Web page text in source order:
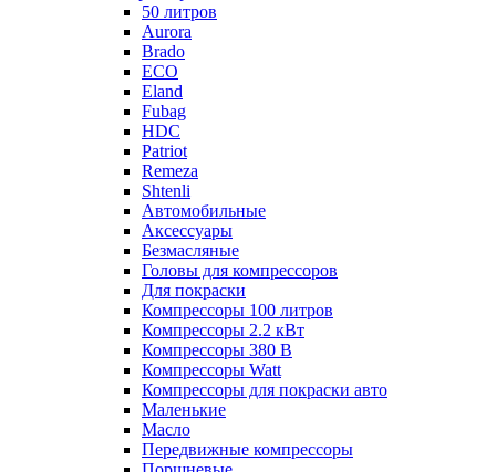
50 литров
Aurora
Brado
ECO
Eland
Fubag
HDC
Patriot
Remeza
Shtenli
Автомобильные
Аксессуары
Безмасляные
Головы для компрессоров
Для покраски
Компрессоры 100 литров
Компрессоры 2.2 кВт
Компрессоры 380 В
Компрессоры Watt
Компрессоры для покраски авто
Маленькие
Масло
Передвижные компрессоры